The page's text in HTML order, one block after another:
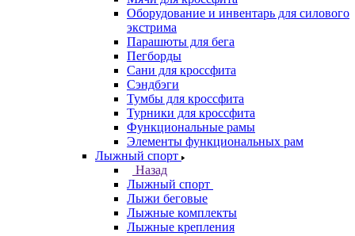
Оборудование и инвентарь для силового
экстрима
Парашюты для бега
Пегборды
Сани для кроссфита
Сэндбэги
Тумбы для кроссфита
Турники для кроссфита
Функциональные рамы
Элементы функциональных рам
Лыжный спорт
Назад
Лыжный спорт
Лыжи беговые
Лыжные комплекты
Лыжные крепления